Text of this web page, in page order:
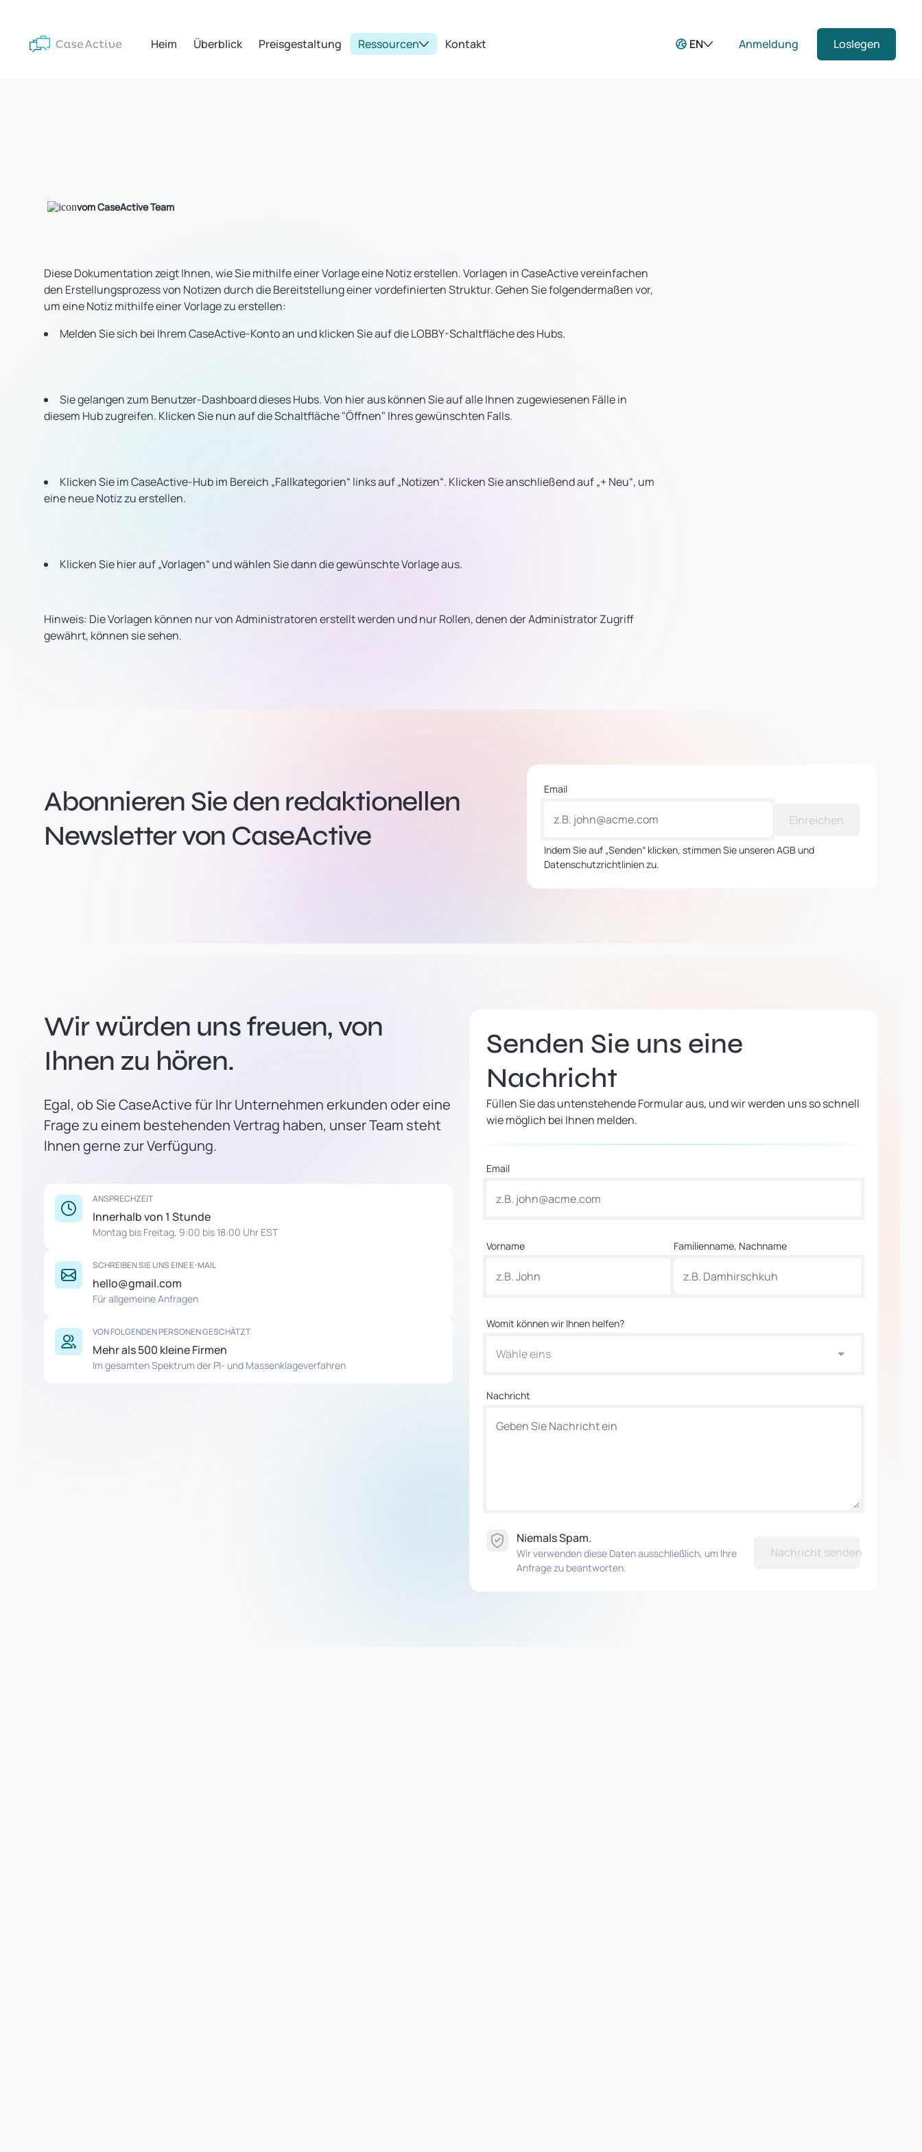
Heim Überblick Preisgestaltung Ressourcen Kontakt EN Anmeldung Loslegen
vom CaseActive Team
Diese Dokumentation zeigt Ihnen, wie Sie mithilfe einer Vorlage eine Notiz erstellen. Vorlagen in CaseActive vereinfachen
den Erstellungsprozess von Notizen durch die Bereitstellung einer vordefinierten Struktur. Gehen Sie folgendermaßen vor,
um eine Notiz mithilfe einer Vorlage zu erstellen:
Melden Sie sich bei Ihrem CaseActive-Konto an und klicken Sie auf die LOBBY-Schaltfläche des Hubs.
Sie gelangen zum Benutzer-Dashboard dieses Hubs. Von hier aus können Sie auf alle Ihnen zugewiesenen Fälle in
diesem Hub zugreifen. Klicken Sie nun auf die Schaltfläche "Öffnen" Ihres gewünschten Falls.
Klicken Sie im CaseActive-Hub im Bereich „Fallkategorien“ links auf „Notizen“. Klicken Sie anschließend auf „+ Neu“, um
eine neue Notiz zu erstellen.
Klicken Sie hier auf „Vorlagen“ und wählen Sie dann die gewünschte Vorlage aus.
Hinweis: Die Vorlagen können nur von Administratoren erstellt werden und nur Rollen, denen der Administrator Zugriff
gewährt, können sie sehen.
Abonnieren Sie den redaktionellen
Newsletter von CaseActive
Email
Einreichen
Indem Sie auf „Senden“ klicken, stimmen Sie unseren AGB und
Datenschutzrichtlinien zu.
Wir würden uns freuen, von
Ihnen zu hören.
Egal, ob Sie CaseActive für Ihr Unternehmen erkunden oder eine
Frage zu einem bestehenden Vertrag haben, unser Team steht
Ihnen gerne zur Verfügung.
ANSPRECHZEIT
Innerhalb von 1 Stunde
Montag bis Freitag, 9:00 bis 18:00 Uhr EST
SCHREIBEN SIE UNS EINE E-MAIL
hello@gmail.com
Für allgemeine Anfragen
VON FOLGENDEN PERSONEN GESCHÄTZT
Mehr als 500 kleine Firmen
Im gesamten Spektrum der PI- und Massenklageverfahren
Senden Sie uns eine
Nachricht
Füllen Sie das untenstehende Formular aus, und wir werden uns so schnell
wie möglich bei Ihnen melden.
Email
Vorname Familienname, Nachname
Womit können wir Ihnen helfen?
Wähle eins
Nachricht
Niemals Spam.
Wir verwenden diese Daten ausschließlich, um Ihre
Anfrage zu beantworten.
Nachricht senden